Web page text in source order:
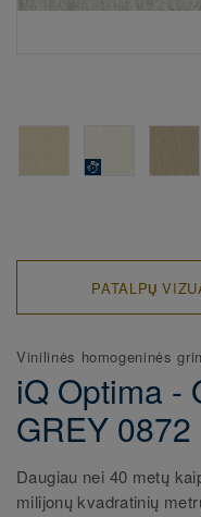
PATALPŲ
Vinilinės homogeninės
iQ Optima -
GREY 0872
Daugiau nei 40 metų
milijonų kvadratinių